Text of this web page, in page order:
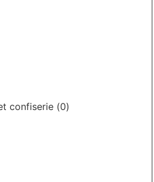
confiserie (0)